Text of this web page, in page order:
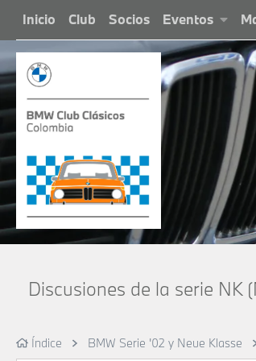
Inicio Club Socios Eventos
Discusiones de la serie NK
Índice BMW Serie '02 y Neue Klasse